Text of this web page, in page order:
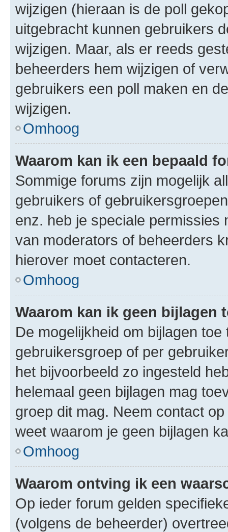
wijzigen (hieraan is de poll
uitgebracht kunnen gebruikers
wijzigen. Maar, als er reeds
beheerders hem wijzigen of
gebruikers een poll maken en
wijzigen.
Omhoog
Waarom kan ik een bepaald
Sommige forums zijn mogelijk
gebruikers of
enz. heb je speciale permissies
van moderators of beheerders
hierover moet contacteren.
Omhoog
Waarom kan ik geen bijlagen
De mogelijkheid om bijlagen
gebruikersgroep of per
het bijvoorbeeld zo ingesteld
helemaal geen bijlagen mag
groep dit mag. Neem contact
weet waarom je geen bijlagen
Omhoog
Waarom ontving ik een
Op ieder forum gelden
(volgens de beheerder)